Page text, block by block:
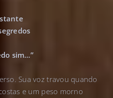
sim…”
Sua voz travou quando
e um peso morno